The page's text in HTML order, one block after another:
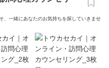
、一緒にあなたのお気持ちを探していきませ